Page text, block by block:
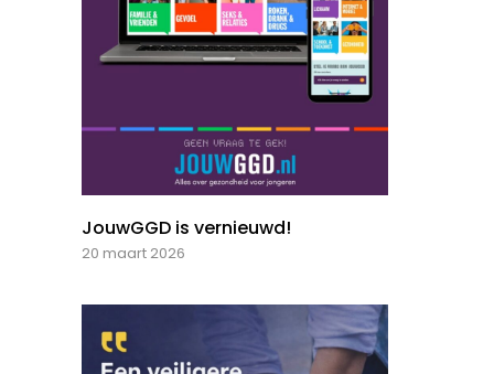
JouwGGD is vernieuwd!
20 maart 2026